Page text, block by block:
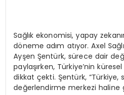
Sağlık ekonomisi, yapay
döneme adım atıyor. Axel
Ayşen Şentürk, sürece dair
paylaşırken, Türkiye’nin
dikkat çekti. Şentürk, “Türkiye,
değerlendirme merkezi haline